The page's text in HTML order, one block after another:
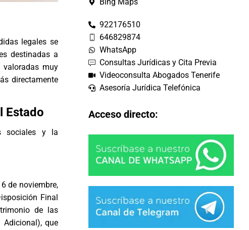
legales se
destinadas a
muy
directamente
Estado
sociales y la
de noviembre,
Final
de las
que
922176510
646829874
WhatsApp
Consultas Jurídicas y Cita Previa
Videoconsulta Abogados Tenerife
Asesoría Jurídica Telefónica
Acceso directo: